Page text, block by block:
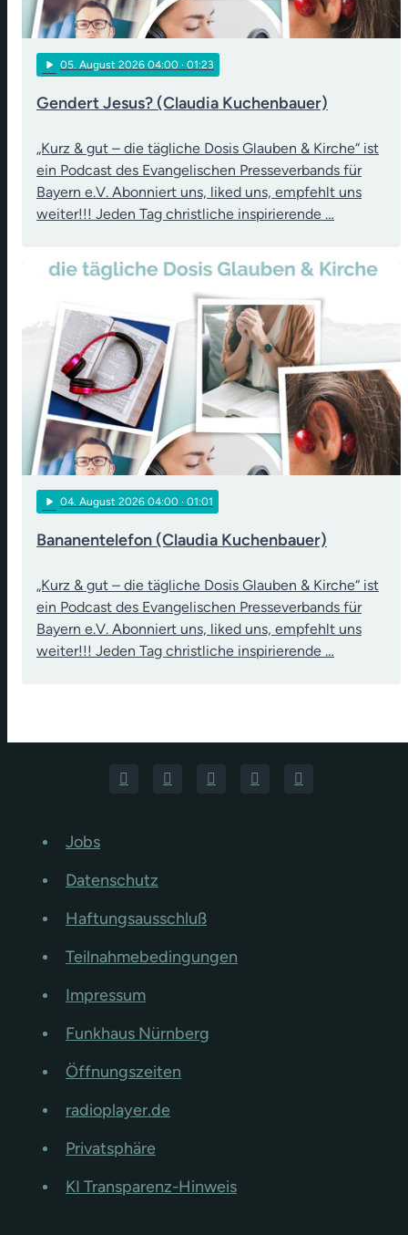
play_arrow 05. August 2026 04:00 · 01:23
Gendert Jesus? (Claudia Kuchenbauer)
„Kurz & gut – die tägliche Dosis Glauben & Kirche“ ist
ein Podcast des Evangelischen Presseverbands für
Bayern e.V. Abonniert uns, liked uns, empfehlt uns
weiter!!! Jeden Tag christliche inspirierende …
play_arrow 04. August 2026 04:00 · 01:01
Bananentelefon (Claudia Kuchenbauer)
„Kurz & gut – die tägliche Dosis Glauben & Kirche“ ist
ein Podcast des Evangelischen Presseverbands für
Bayern e.V. Abonniert uns, liked uns, empfehlt uns
weiter!!! Jeden Tag christliche inspirierende …
Jobs
Datenschutz
Haftungsausschluß
Teilnahmebedingungen
Impressum
Funkhaus Nürnberg
Öffnungszeiten
radioplayer.de
Privatsphäre
KI Transparenz-Hinweis